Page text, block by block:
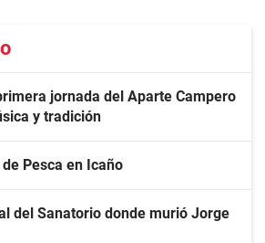
jornada del Aparte Campero
y tradición
Pesca en Icaño
del Sanatorio donde murió Jorge